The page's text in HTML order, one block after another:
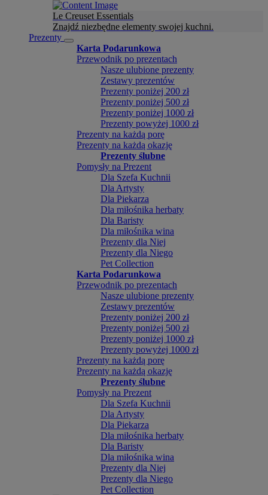
Le Creuset Essentials
Znajdź niezbędne elementy swojej kuchni.
Prezenty
Karta Podarunkowa
Przewodnik po prezentach
Nasze ulubione prezenty
Zestawy prezentów
Prezenty poniżej 200 zł
Prezenty poniżej 500 zł
Prezenty poniżej 1000 zł
Prezenty powyżej 1000 zł
Prezenty na każdą porę
Prezenty na każdą okazję
Prezenty ślubne
Pomysły na Prezent
Dla Szefa Kuchnii
Dla Artysty
Dla Piekarza
Dla miłośnika herbaty
Dla Baristy
Dla miłośnika wina
Prezenty dla Niej
Prezenty dla Niego
Pet Collection
Karta Podarunkowa
Przewodnik po prezentach
Nasze ulubione prezenty
Zestawy prezentów
Prezenty poniżej 200 zł
Prezenty poniżej 500 zł
Prezenty poniżej 1000 zł
Prezenty powyżej 1000 zł
Prezenty na każdą porę
Prezenty na każdą okazję
Prezenty ślubne
Pomysły na Prezent
Dla Szefa Kuchnii
Dla Artysty
Dla Piekarza
Dla miłośnika herbaty
Dla Baristy
Dla miłośnika wina
Prezenty dla Niej
Prezenty dla Niego
Pet Collection